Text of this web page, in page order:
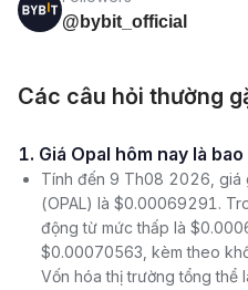
@bybit_official
Các câu hỏi thường
1. Giá Opal hôm nay là
Tính đến 9 Th08 2026, giá
(OPAL) là $0.00069291.
động từ mức thấp là
$0.00070563, kèm theo
Vốn hóa thị trường tổng thể